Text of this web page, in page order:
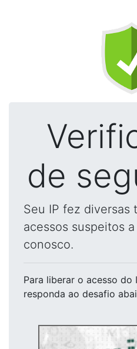
de
Seu IP fez diversas
acessos suspeitos
conosco.
Para liberar o acesso do
responda ao desafio